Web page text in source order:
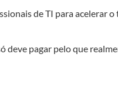
de TI para acelerar
deve pagar pelo que